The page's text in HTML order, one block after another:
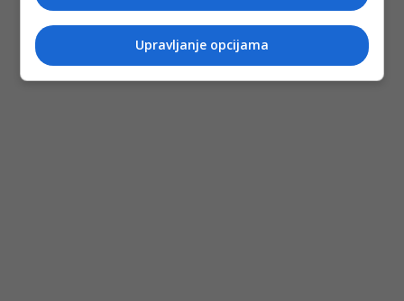
Upravljanje opcijama